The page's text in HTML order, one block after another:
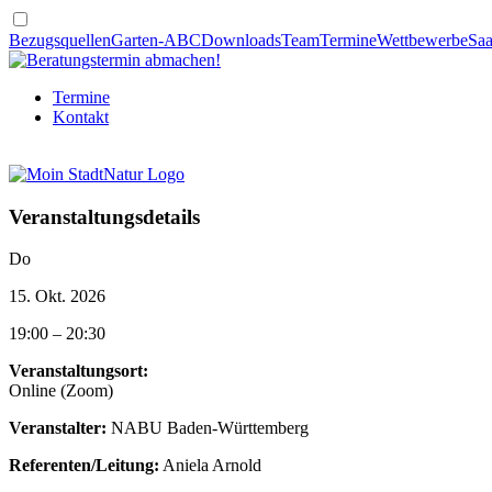
BezugsquellenGarten-ABCDownloadsTeamTermineWettbewerbe
Termine
Kontakt
Veranstaltungsdetails
Do
15. Okt. 2026
19:00 – 20:30
Veran­stal­tungs­ort:
Online (Zoom)
Veranstalter: NABU Baden-Württemberg
Referenten/­Leitung: Aniela Arnold